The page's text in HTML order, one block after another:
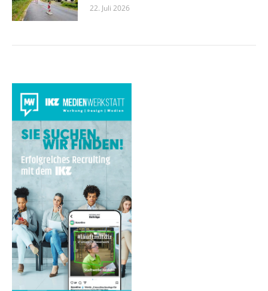
22. Juli 2026